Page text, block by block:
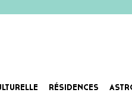
RÉSIDENCES